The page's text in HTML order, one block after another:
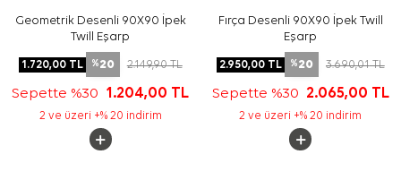
Geometrik Desenli 90X90 İpek
Twill Eşarp
1.720,00TL %20 2.149,90TL
Sepette %30 1.204,00 TL
2 ve üzeri +% 20 indirim
Fırça Desenli 90X90 İpek Twill
Eşarp
2.950,00TL %20 3.690,01TL
Sepette %30 2.065,00 TL
2 ve üzeri +% 20 indirim